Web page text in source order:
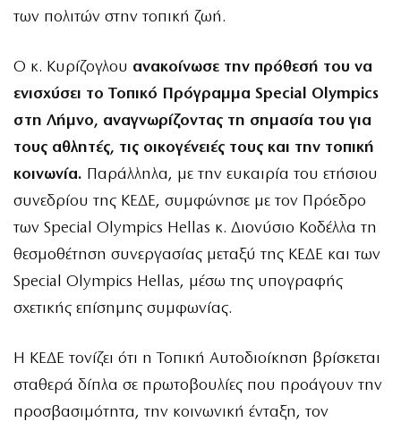
των πολιτών στην τοπική ζωή.
Ο κ. Κυρίζογλου ανακοίνωσε την πρόθεσή του να
ενισχύσει το Τοπικό Πρόγραμμα Special Olympics
στη Λήμνο, αναγνωρίζοντας τη σημασία του για
τους αθλητές, τις οικογένειές τους και την τοπική
κοινωνία. Παράλληλα, με την ευκαιρία του ετήσιου
συνεδρίου της ΚΕΔΕ, συμφώνησε με τον Πρόεδρο
των Special Olympics Hellas κ. Διονύσιο Κοδέλλα τη
θεσμοθέτηση συνεργασίας μεταξύ της ΚΕΔΕ και των
Special Olympics Hellas, μέσω της υπογραφής
σχετικής επίσημης συμφωνίας.
Η ΚΕΔΕ τονίζει ότι η Τοπική Αυτοδιοίκηση βρίσκεται
σταθερά δίπλα σε πρωτοβουλίες που προάγουν την
προσβασιμότητα, την κοινωνική ένταξη, τον